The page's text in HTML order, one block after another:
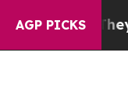
AGP PICKS
Proof They Exist